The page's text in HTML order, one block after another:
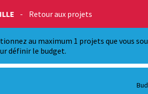
- Retour aux projets
au maximum 1 projets que vous
définir le budget.